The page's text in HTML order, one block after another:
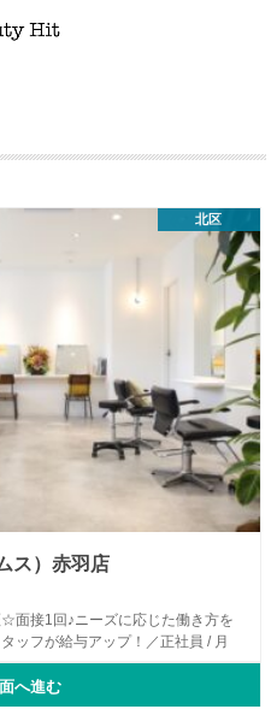
北区
ス）赤羽店
面接1回♪ニーズに応じた働き方を
ッフが給与アップ！／正社員 / 月
ト オススメ
へ進む